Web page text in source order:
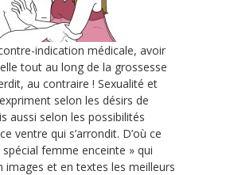
indication médicale, avoir
tout au long de la grossesse
au contraire ! Sexualité et
selon les désirs de
aussi selon les possibilités
ventre qui s’arrondit. D’où ce
femme enceinte » qui
images et en textes les meilleurs